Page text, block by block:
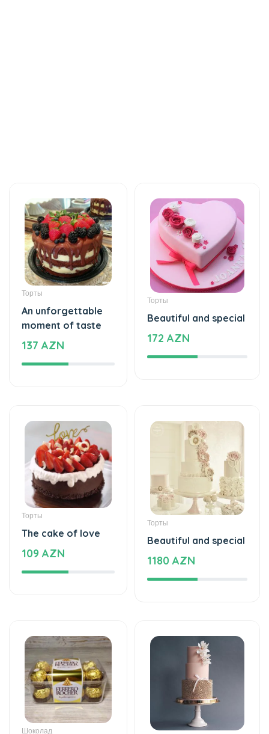
Торты
An unforgettable
moment of taste
137 AZN
Торты
Beautiful and special
172 AZN
Торты
The cake of love
109 AZN
Торты
Beautiful and special
1180 AZN
Шоколад